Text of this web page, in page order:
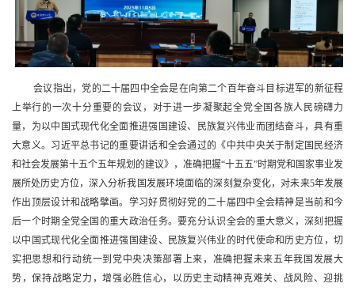
会议指出，党的二十届四中全会是在向第二个百年奋斗目标进军的新征程
上举行的一次十分重要的会议，对于进一步凝聚起全党全国各族人民磅礴力
量，为以中国式现代化全面推进强国建设、民族复兴伟业而团结奋斗，具有重
大意义。习近平总书记的重要讲话和全会通过的 《中共中央关于制定国民经济
和社会发展第十五个五年规划的建议》 ，准确把握“十五五”时期党和国家事业发
展所处历史方位，深入分析我国发展环境面临的深刻复杂变化，对未来5年发展
作出顶层设计和战略擘画。 学习好贯彻好党的二十届四中全会精神是当前和今
后一个时期全党全国的重大政治任务。要充分认识全会的重大意义，深刻把握
以中国式现代化全面推进强国建设、民族复兴伟业的时代使命和历史方位，切
实把思想和行动统一到党中央决策部署上来，准确把握未来五年我国发展大
势，保持战略定力，增强必胜信心，以历史主动精神克难关、战风险、迎挑